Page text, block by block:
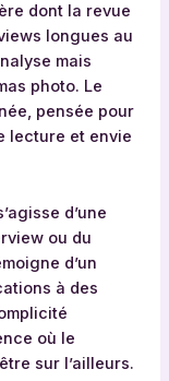
dont la revue
longues au
mais
photo. Le
pensée pour
lecture et envie
d’une
ou du
d’un
à des
où le
sur l’ailleurs.